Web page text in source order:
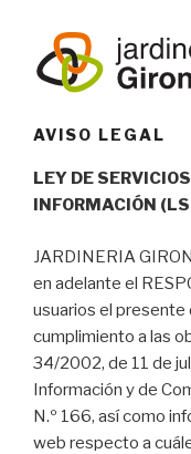
AVISO LEGAL
LEY DE
INFORMACIÓN
JARDINERIA
en adelante el
usuarios el
cumplimiento a las
34/2002, de 11 de
Información y de
N.º 166, así como
web respecto a